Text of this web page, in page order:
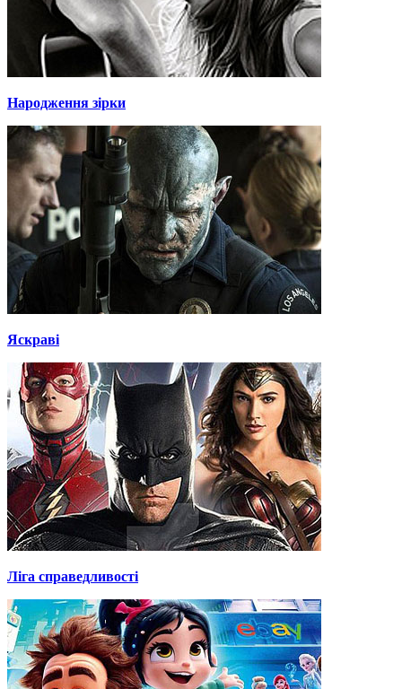
Народження зірки
Яскраві
Ліга справедливості